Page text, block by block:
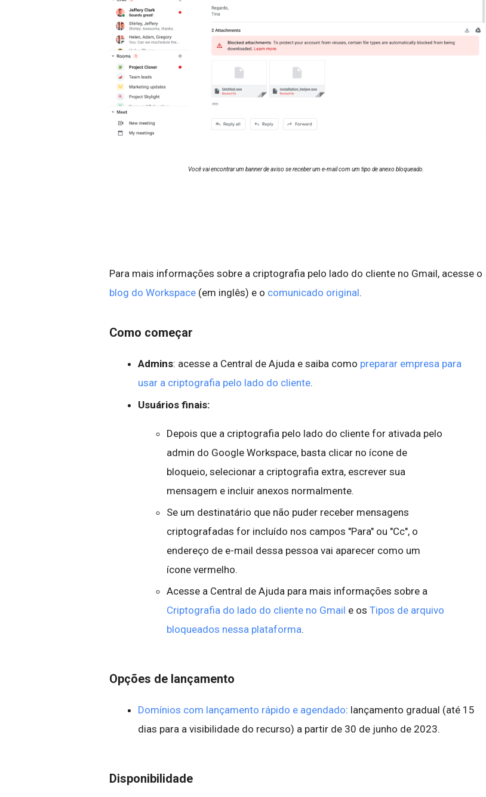
Você vai encontrar um banner de aviso se receber um e-mail com um tipo de anexo bloqueado.
Para mais informações sobre a criptografia pelo lado do cliente no Gmail, acesse o
blog do Workspace (em inglês) e o comunicado original.
Como começar
Admins: acesse a Central de Ajuda e saiba como preparar empresa para
usar a criptografia pelo lado do cliente.
Usuários finais:
Depois que a criptografia pelo lado do cliente for ativada pelo
admin do Google Workspace, basta clicar no ícone de
bloqueio, selecionar a criptografia extra, escrever sua
mensagem e incluir anexos normalmente.
Se um destinatário que não puder receber mensagens
criptografadas for incluído nos campos "Para" ou "Cc", o
endereço de e-mail dessa pessoa vai aparecer como um
ícone vermelho.
Acesse a Central de Ajuda para mais informações sobre a
Criptografia do lado do cliente no Gmail e os Tipos de arquivo
bloqueados nessa plataforma.
Opções de lançamento
Domínios com lançamento rápido e agendado: lançamento gradual (até 15
dias para a visibilidade do recurso) a partir de 30 de junho de 2023.
Disponibilidade